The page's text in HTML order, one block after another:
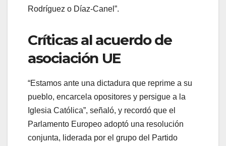
Rodríguez o Díaz-Canel”.
Críticas al acuerdo de
asociación UE
“Estamos ante una dictadura que reprime a su
pueblo, encarcela opositores y persigue a la
Iglesia Católica”, señaló, y recordó que el
Parlamento Europeo adoptó una resolución
conjunta, liderada por el grupo del Partido